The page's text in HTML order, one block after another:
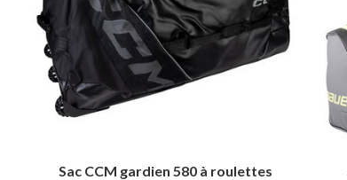
Sac CCM gardien 580 à roulettes